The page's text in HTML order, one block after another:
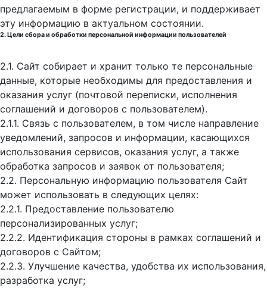
предлагаемым в форме регистрации, и поддерживает
эту информацию в актуальном состоянии.
2. Цели сбора и обработки персональной информации пользователей
2.1. Сайт собирает и хранит только те персональные
данные, которые необходимы для предоставления и
оказания услуг (почтовой переписки, исполнения
соглашений и договоров с пользователем).
2.1.1. Связь с пользователем, в том числе направление
уведомлений, запросов и информации, касающихся
использования сервисов, оказания услуг, а также
обработка запросов и заявок от пользователя;
2.2. Персональную информацию пользователя Сайт
может использовать в следующих целях:
2.2.1. Предоставление пользователю
персонализированных услуг;
2.2.2. Идентификация стороны в рамках соглашений и
договоров с Сайтом;
2.2.3. Улучшение качества, удобства их использования,
разработка услуг;